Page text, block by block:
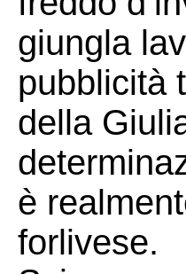
giungla
pubblicità
della
è
forlivese.